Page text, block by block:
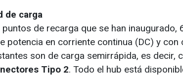
de carga
puntos de recarga que se han
potencia en corriente continua (DC) y
son de carga semirrápida, es decir,
Tipo 2. Todo el hub está